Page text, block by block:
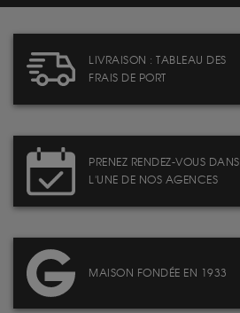
LIVRAISON : TABLEAU DES
FRAIS DE PORT
PRENEZ RENDEZ-VOUS DANS
L'UNE DE NOS AGENCES
MAISON FONDÉE EN 1933